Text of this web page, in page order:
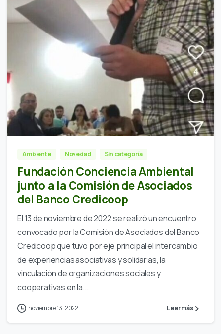
Ambiente Novedad Sin categoría
Fundación Conciencia Ambiental
junto a la Comisión de Asociados
del Banco Credicoop
El 13 de noviembre de 2022 se realizó un encuentro
convocado por la Comisión de Asociados del Banco
Credicoop que tuvo por eje principal el intercambio
de experiencias asociativas y solidarias, la
vinculación de organizaciones sociales y
cooperativas en la...
noviembre 13, 2022 Leer más